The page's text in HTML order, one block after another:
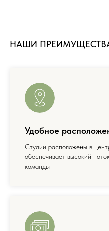
НАШИ
Удобное
Студии расположены в
обеспечивает высокий
команды